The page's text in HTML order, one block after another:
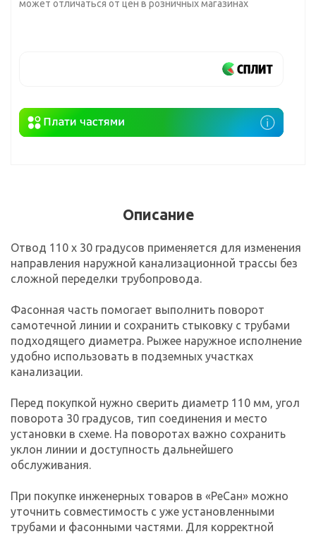
может отличаться от цен в розничных магазинах
Описание
Отвод 110 х 30 градусов применяется для изменения
направления наружной канализационной трассы без
сложной переделки трубопровода.
Фасонная часть помогает выполнить поворот
самотечной линии и сохранить стыковку с трубами
подходящего диаметра. Рыжее наружное исполнение
удобно использовать в подземных участках
канализации.
Перед покупкой нужно сверить диаметр 110 мм, угол
поворота 30 градусов, тип соединения и место
установки в схеме. На поворотах важно сохранить
уклон линии и доступность дальнейшего
обслуживания.
При покупке инженерных товаров в «РеСан» можно
уточнить совместимость с уже установленными
трубами и фасонными частями. Для корректной